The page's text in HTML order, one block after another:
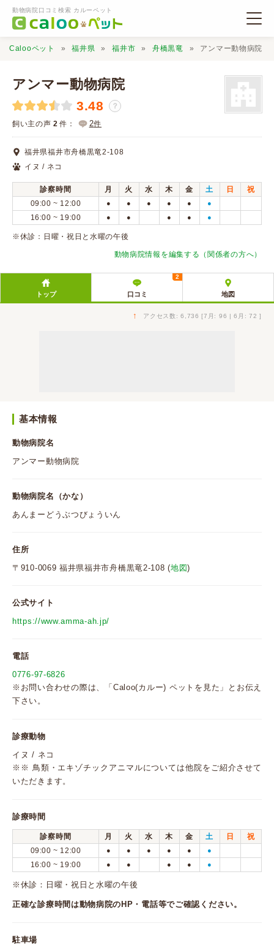
動物病院口コミ検索 カルーペット
動物病院検索
口コミ検索
Calooペットとは？
口コミ投稿
Calooペット 福井県 福井市 舟橋黒竜 アンマー動物病院
アンマー動物病院
3.48 ？
飼い主の声 2 件： 2件
福井県福井市舟橋黒竜2-108
イヌ / ネコ
診察時間 月 火 水 木 金 土 日
祝
09:00 ~ 12:00
● ● ● ● ● ●
16:00 ~ 19:00 ● ● ● ● ●
※休診：日曜・祝日と水曜の午後
動物病院情報を編集する（関係者の方へ）
トップ 口コミ
2
地図
↑ アクセス数: 6,736 [7月: 96 | 6月: 72 ]
基本情報
動物病院名
アンマー動物病院
動物病院名（かな）
あんまーどうぶつびょういん
住所
〒910-0069 福井県福井市舟橋黒竜2-108 (地図)
公式サイト
https://www.amma-ah.jp/
電話
0776-97-6826
※お問い合わせの際は、「Caloo(カルー) ペットを見た」とお伝え
下さい。
診療動物
イヌ / ネコ
※※ 鳥類・エキゾチックアニマルについては他院をご紹介させて
いただきます。
診療時間
診察時間 月 火 水 木 金 土 日
祝
09:00 ~ 12:00
● ● ● ● ● ●
16:00 ~ 19:00 ● ● ● ● ●
※休診：日曜・祝日と水曜の午後
正確な診療時間は動物病院のHP・電話等でご確認ください。
駐車場